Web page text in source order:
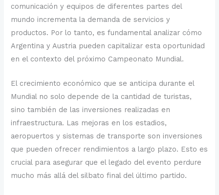
comunicación y equipos de diferentes partes del
mundo incrementa la demanda de servicios y
productos. Por lo tanto, es fundamental analizar cómo
Argentina y Austria pueden capitalizar esta oportunidad
en el contexto del próximo Campeonato Mundial.
El crecimiento económico que se anticipa durante el
Mundial no solo depende de la cantidad de turistas,
sino también de las inversiones realizadas en
infraestructura. Las mejoras en los estadios,
aeropuertos y sistemas de transporte son inversiones
que pueden ofrecer rendimientos a largo plazo. Esto es
crucial para asegurar que el legado del evento perdure
mucho más allá del silbato final del último partido.